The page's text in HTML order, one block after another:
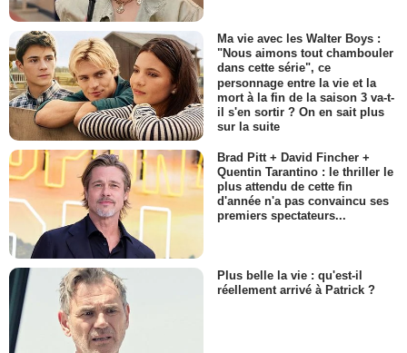
Ma vie avec les Walter Boys :
"Nous aimons tout chambouler
dans cette série", ce
personnage entre la vie et la
mort à la fin de la saison 3 va-t-
il s'en sortir ? On en sait plus
sur la suite
Brad Pitt + David Fincher +
Quentin Tarantino : le thriller le
plus attendu de cette fin
d'année n'a pas convaincu ses
premiers spectateurs...
Plus belle la vie : qu'est-il
réellement arrivé à Patrick ?